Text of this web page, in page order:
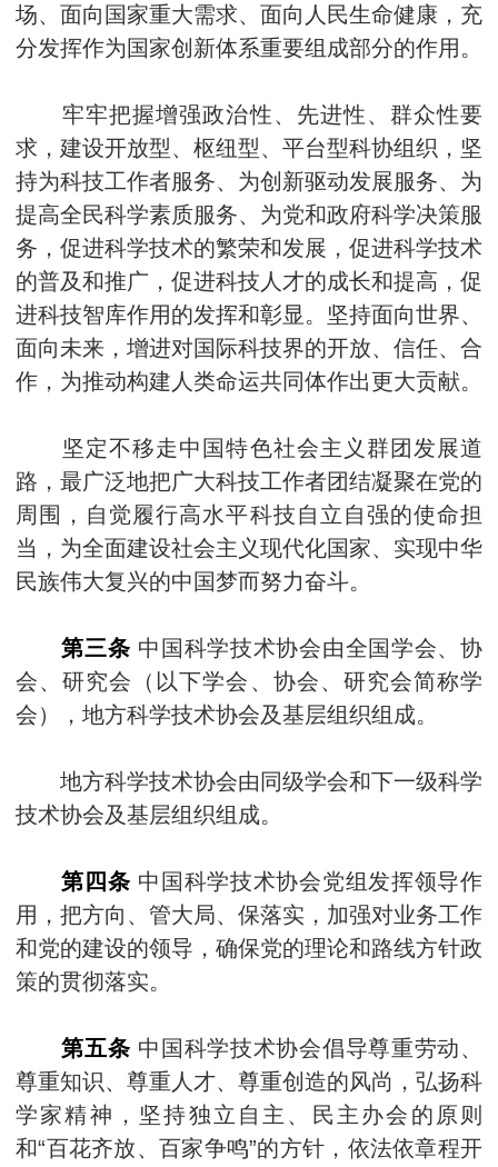
场、面向国家重大需求、面向人民生命健康，充
分发挥作为国家创新体系重要组成部分的作用。
牢牢把握增强政治性、先进性、群众性要
求，建设开放型、枢纽型、平台型科协组织，坚
持为科技工作者服务、为创新驱动发展服务、为
提高全民科学素质服务、为党和政府科学决策服
务，促进科学技术的繁荣和发展，促进科学技术
的普及和推广，促进科技人才的成长和提高，促
进科技智库作用的发挥和彰显。坚持面向世界、
面向未来，增进对国际科技界的开放、信任、合
作，为推动构建人类命运共同体作出更大贡献。
坚定不移走中国特色社会主义群团发展道
路，最广泛地把广大科技工作者团结凝聚在党的
周围，自觉履行高水平科技自立自强的使命担
当，为全面建设社会主义现代化国家、实现中华
民族伟大复兴的中国梦而努力奋斗。
第三条 中国科学技术协会由全国学会、协
会、研究会（以下学会、协会、研究会简称学
会），地方科学技术协会及基层组织组成。
地方科学技术协会由同级学会和下一级科学
技术协会及基层组织组成。
第四条 中国科学技术协会党组发挥领导作
用，把方向、管大局、保落实，加强对业务工作
和党的建设的领导，确保党的理论和路线方针政
策的贯彻落实。
第五条 中国科学技术协会倡导尊重劳动、
尊重知识、尊重人才、尊重创造的风尚，弘扬科
学家精神，坚持独立自主、民主办会的原则
和“百花齐放、百家争鸣”的方针，依法依章程开